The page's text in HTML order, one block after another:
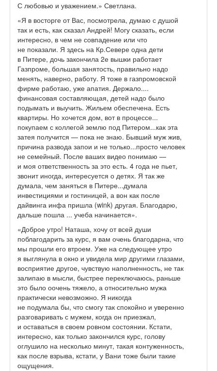
С любовью и уважением.» Светлана.
«Я в восторге от Вас, посмотрела, думаю с душой
так и есть, как сказал Андрей! Могу сказать, если
интересно, в чем не совпадение или что
не показали. Я здесь на Кр.Севере одна дети
в Питере, дочь закончила 2е вышки работает
Газпроме, большая занятость, правильно надо
менять, наверно, работу. Я тоже в газпромовской
фирме работаю, уже апатия. Держало....
финансовая составляющая, детей надо было
подымать и выучить. Жильем обеспечена. Есть
квартиры. Но хочется дом, вот в процессе...
покупаем с коллегой землю под Питером...как эта
затея получится — пока не знаю. Бывший муж жив,
причина развода запои и не только...просто человек
не семейный. После ваших видео понимаю —
и моя ответственность за это есть. 4 года не пьет,
звонит иногда, интересуется о детях. Я так же
думала, чем заняться в Питере...думала
инвестициями и гостиницей, а вон как после
дайвинга инфа пришла (wink) другая. Благодарю,
дальше пошла ... учеба начинается».
«Доброе утро! Наташа, хочу от всей души
поблагодарить за курс, я вам очень благодарна, что
мы прошли его втроем. Уже на следующее утро
я выглянула в окно и увидела мир другими глазами,
восприятие другое, чувствую наполненность, не так
залипаю в мысли, быстрее переключаюсь, раньше
это было оочень тяжело, а относительно мужа
практически невозможно. Я никогда
не подумала бы, что смогу так спокойно и уверенно
разговаривать с мужем, когда он приезжал,
и оставаться в своем ровном состоянии. Кстати,
интересно, как только закончился курс, голову
оглушило на несколько минут, такая контуженность,
как после взрыва, кстати, у Вани тоже были такие
ощущения.